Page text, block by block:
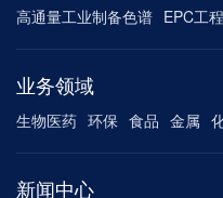
高通量工业制备色谱 EPC工
业务领域
生物医药 环保 食品 金属
新闻中心